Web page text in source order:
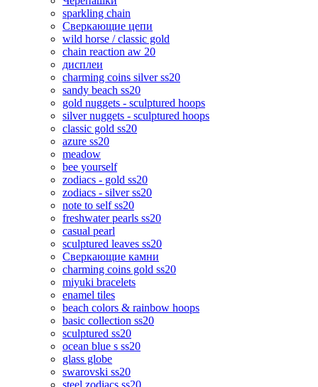
sparkling chain
Сверкающие цепи
wild horse / classic gold
chain reaction aw 20
дисплеи
charming coins silver ss20
sandy beach ss20
gold nuggets - sculptured hoops
silver nuggets - sculptured hoops
classic gold ss20
azure ss20
meadow
bee yourself
zodiacs - gold ss20
zodiacs - silver ss20
note to self ss20
freshwater pearls ss20
casual pearl
sculptured leaves ss20
Сверкающие камни
charming coins gold ss20
miyuki bracelets
enamel tiles
beach colors & rainbow hoops
basic collection ss20
sculptured ss20
ocean blue s ss20
glass globe
swarovski ss20
steel zodiacs ss20